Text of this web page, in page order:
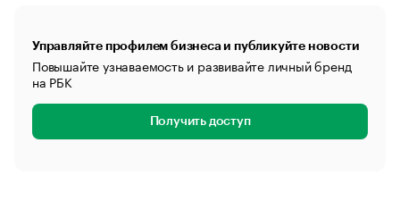
Управляйте профилем бизнеса и публикуйте новости
Повышайте узнаваемость и развивайте личный бренд
на РБК
Получить доступ